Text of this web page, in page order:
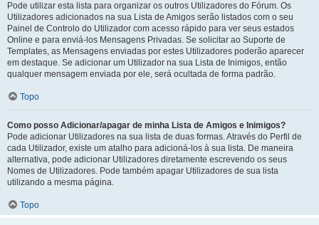
Pode utilizar esta lista para organizar os outros Utilizadores do Fórum. Os
Utilizadores adicionados na sua Lista de Amigos serão listados com o seu
Painel de Controlo do Utilizador com acesso rápido para ver seus estados
Online e para enviá-los Mensagens Privadas. Se solicitar ao Suporte de
Templates, as Mensagens enviadas por estes Utilizadores poderão aparecer
em destaque. Se adicionar um Utilizador na sua Lista de Inimigos, então
qualquer mensagem enviada por ele, será ocultada de forma padrão.
Topo
Como posso Adicionar/apagar de minha Lista de Amigos e Inimigos?
Pode adicionar Utilizadores na sua lista de duas formas. Através do Perfil de
cada Utilizador, existe um atalho para adicioná-los à sua lista. De maneira
alternativa, pode adicionar Utilizadores diretamente escrevendo os seus
Nomes de Utilizadores. Pode também apagar Utilizadores de sua lista
utilizando a mesma página.
Topo